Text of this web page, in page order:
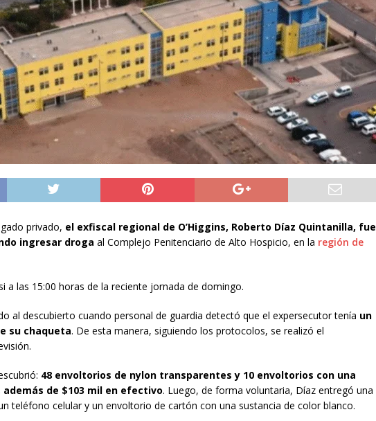
preventiva en la región
POLICIAL
[ 06/08/2026 ]
El papa León XIV viajará a Uruguay, Argentina y Perú del 6 al 17 de
noviembre
INTERNACIONAL
[ 07/08/2026 ] Diputado Jofré oficia a la SCJ para fiscalizar el impacto fiscal en la
Municipalidad y el GORE Tarapacá
DEPORTES
privado, el exfiscal regional de O’Higgins, Roberto Díaz Quintanilla, fue
ingresar droga al Complejo Penitenciario de Alto Hospicio, en la región de
a las 15:00 horas de la reciente jornada de domingo.
al descubierto cuando personal de guardia detectó que el expersecutor tenía un
su chaqueta. De esta manera, siguiendo los protocolos, se realizó el
48 envoltorios de nylon transparentes y 10 envoltorios con una
de $103 mil en efectivo. Luego, de forma voluntaria, Díaz entregó una
teléfono celular y un envoltorio de cartón con una sustancia de color blanco.